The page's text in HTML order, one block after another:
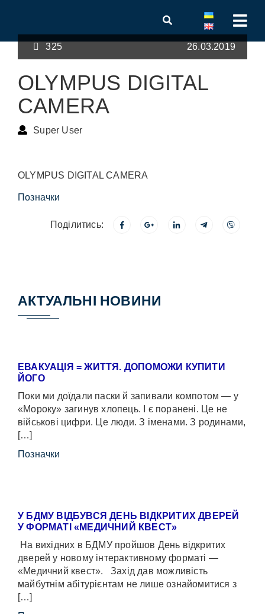
325 26.03.2019
OLYMPUS DIGITAL
CAMERA
Super User
OLYMPUS DIGITAL CAMERA
Позначки
Поділитись:
АКТУАЛЬНІ НОВИНИ
ЕВАКУАЦІЯ = ЖИТТЯ. ДОПОМОЖИ КУПИТИ
ЙОГО
Поки ми доїдали паски й запивали компотом — у
«Мороку» загинув хлопець. І є поранені. Це не
військові цифри. Це люди. З іменами. З родинами,
[…]
Позначки
У БДМУ ВІДБУВСЯ ДЕНЬ ВІДКРИТИХ ДВЕРЕЙ
У ФОРМАТІ «МЕДИЧНИЙ КВЕСТ»
На вихідних в БДМУ пройшов День відкритих
дверей у новому інтерактивному форматі —
«Медичний квест». Захід дав можливість
майбутнім абітурієнтам не лише ознайомитися з
[…]